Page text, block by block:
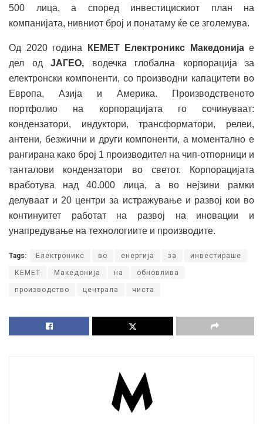
500 лица, а според инвестицискиот план на
компанијата, нивниот број и понатаму ќе се зголемува.
Од 2020 година КЕМЕТ Електроникс Македонијае
дел од ЈАГЕО, водечка глобална корпорација за
електронски компоненти, со производни капацитети во
Европа, Азија и Америка. Производственото
портфолио на корпорацијата го сочинуваат:
кондензатори, индуктори, трансформатори, релеи,
антени, безжични и други компоненти, а моментално е
рангирана како број 1 производител на чип-отпорници и
танталови кондензатори во светот. Корпорацијата
вработува над 40.000 лица, а во нејзини рамки
делуваат и 20 центри за истражување и развој кои во
континуитет работат на развој на иновации и
унапредување на технологиите и производите.
Tags: Eлектроникс во енергија за инвестираше
КЕМЕТ Македонија на обновлива
производство централа чиста